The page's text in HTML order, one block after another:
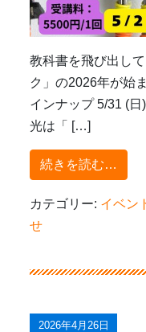
教科書を飛び出し
ク」の2026年が
インナップ 5/31 (日)
光は「 […]
続きを読む…
カテゴリー: イベン
せ
2026年4月26日